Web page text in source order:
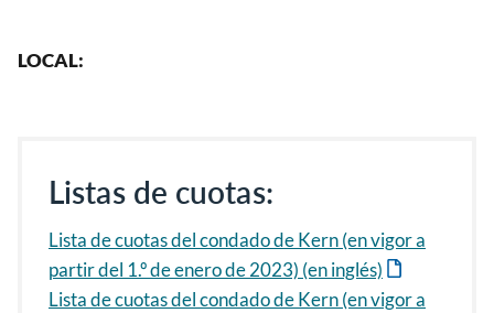
LOCAL:
Listas de cuotas:
Lista de cuotas del condado de Kern (en vigor a
partir del 1.º de enero de 2023) (en inglés)
Lista de cuotas del condado de Kern (en vigor a